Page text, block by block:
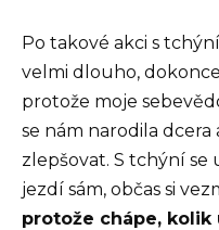
Po takové akci s
velmi dlouho,
protože moje
se nám narodila dcera
zlepšovat. S tchýní se
jezdí sám, občas si
protože chápe, kolik